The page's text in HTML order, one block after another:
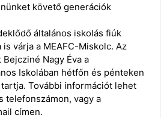
követő generációk
általános iskolás fiúk
várja a MEAFC-Miskolc. Az
Nagy Éva a
Iskolában hétfőn és pénteken
További információt lehet
vagy a
címen.